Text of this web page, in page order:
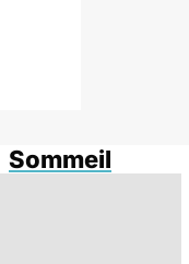
Sommeil